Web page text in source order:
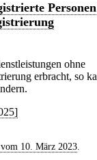
Personen
ohne
erbracht, so
vom 10. März 2023.